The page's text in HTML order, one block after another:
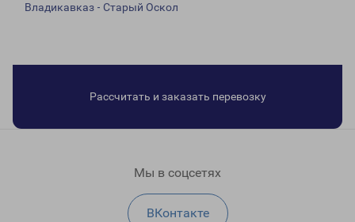
Владикавказ - Старый Оскол
Рассчитать и заказать перевозку
Мы в соцсетях
ВКонтакте